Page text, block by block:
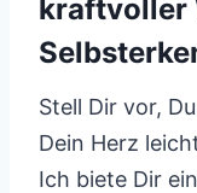
kraftvoller
Stell Dir vor,
Dein Herz
Ich biete Dir